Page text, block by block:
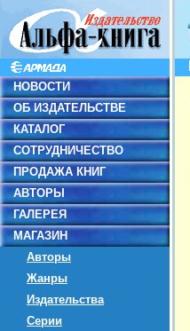
НОВОСТИ
ОБ ИЗДАТЕЛЬСТВЕ
КАТАЛОГ
СОТРУДНИЧЕСТВО
ПРОДАЖА КНИГ
АВТОРЫ
ГАЛЕРЕЯ
МАГАЗИН
Авторы
Жанры
Издательства
Серии